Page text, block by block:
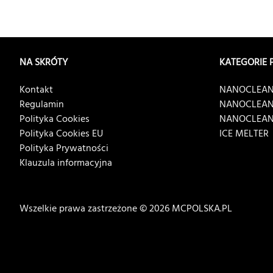
NA SKRÓTY
Kontakt
Regulamin
Polityka Cookies
Polityka Cookies EU
Polityka Prywatności
Klauzula informacyjna
KATEGORIE
ICE MELTER
Wszelkie prawa zastrzeżone © 2026 MCPOLSKA.PL